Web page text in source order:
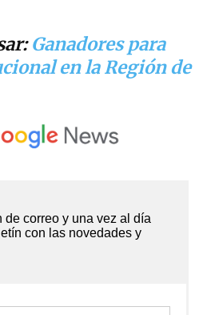
Ganadores para
en la Región de